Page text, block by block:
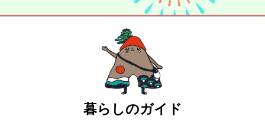
暮らしのガイド